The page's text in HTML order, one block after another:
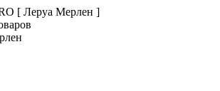
[ Леруа Мерлен ]